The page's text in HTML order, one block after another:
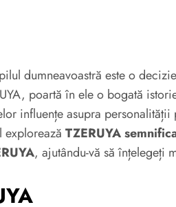
dumneavoastră este o
poartă în ele o bogată
influențe asupra
TZERUYA
, ajutându-vă să înțelegeți